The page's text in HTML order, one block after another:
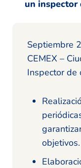
un inspector
Septiembre
CEMEX –
Inspector de
objetivos.